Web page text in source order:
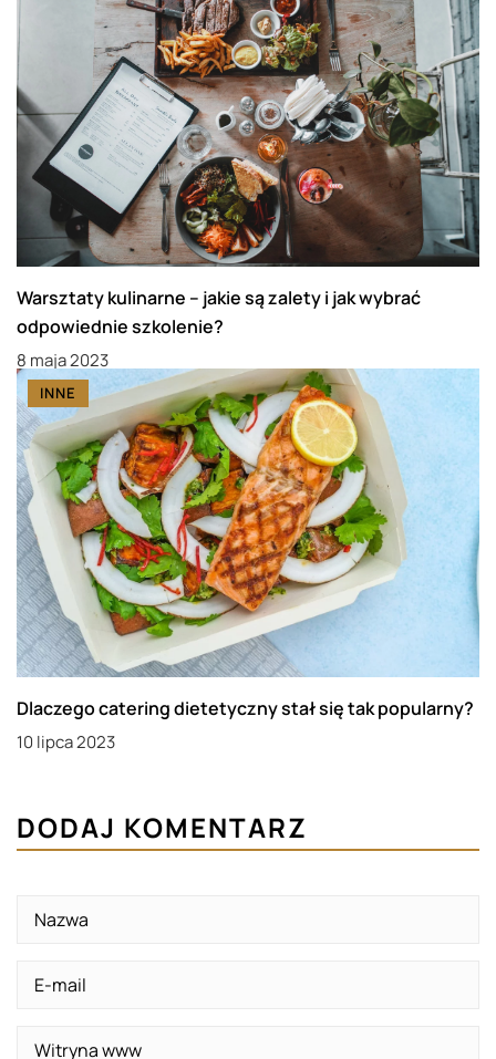
Warsztaty kulinarne – jakie są zalety i jak wybrać
odpowiednie szkolenie?
8 maja 2023
INNE
Dlaczego catering dietetyczny stał się tak popularny?
10 lipca 2023
DODAJ KOMENTARZ